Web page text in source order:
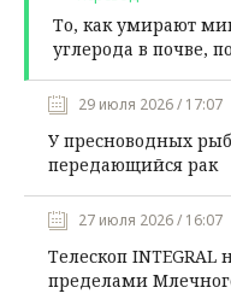
То, как умирают
углерода в почве,
29 июля 2026 / 17:07
У пресноводных
передающийся рак
27 июля 2026 / 16:07
Телескоп
пределами